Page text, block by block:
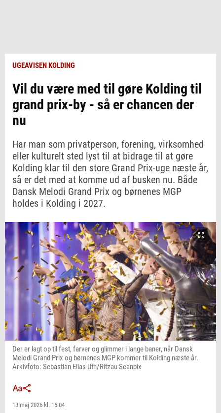
UGEAVISEN KOLDING
Vil du være med til gøre Kolding til
grand prix-by - så er chancen der
nu
Har man som privatperson, forening, virksomhed
eller kulturelt sted lyst til at bidrage til at gøre
Kolding klar til den store Grand Prix-uge næste år,
så er det med at komme ud af busken nu. Både
Dansk Melodi Grand Prix og børnenes MGP
holdes i Kolding i 2027.
Der er lagt op til fest, farver og glimmer i lange baner, når Dansk
Melodi Grand Prix og børnenes MGP kommer til Kolding næste år.
Arkivfoto: Sebastian Elias Uth/Ritzau Scanpix
13 maj 2026 kl. 16:04